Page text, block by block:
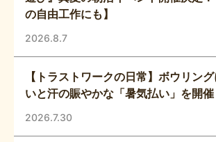
の自由工作にも】
2026.8.7
【トラストワークの日常】ボウリン
いと汗の賑やかな「暑気払い」を開
2026.7.30